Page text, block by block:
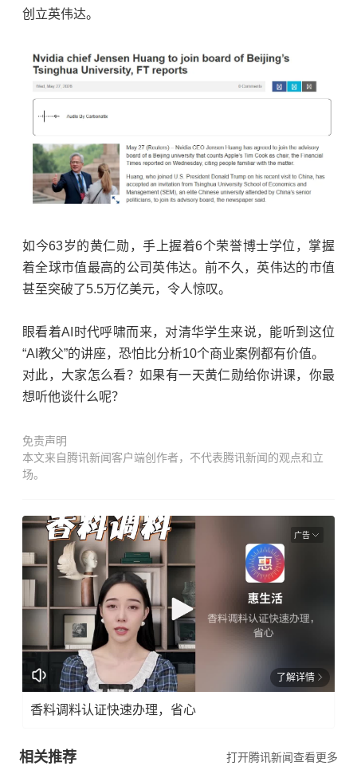
创立英伟达。
如今63岁的黄仁勋，手上握着6个荣誉博士学位，掌握
着全球市值最高的公司英伟达。前不久，英伟达的市值
甚至突破了5.5万亿美元，令人惊叹。
眼看着AI时代呼啸而来，对清华学生来说，能听到这位
“AI教父”的讲座，恐怕比分析10个商业案例都有价值。
对此，大家怎么看？如果有一天黄仁勋给你讲课，你最
想听他谈什么呢？
免责声明
本文来自腾讯新闻客户端创作者，不代表腾讯新闻的观点和立
场。
广告
了解详情
香料调料认证快速办理，省心
相关推荐 打开腾讯新闻查看更多